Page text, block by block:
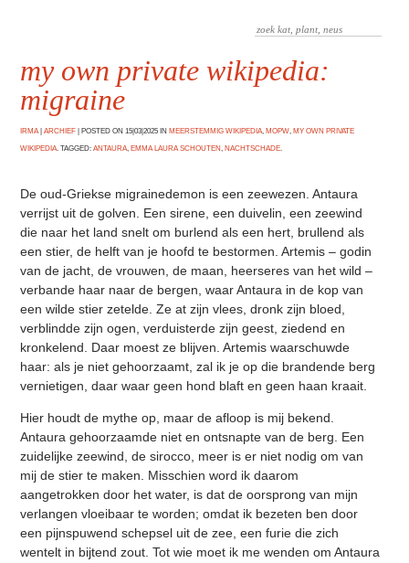
my own private wikipedia:
migraine
IRMA|ARCHIEF POSTED ON 15|03|2025 IN MEERSTEMMIG WIKIPEDIA, MOPW, MY OWN PRIVATE
WIKIPEDIA. TAGGED:ANTAURA, EMMA LAURA SCHOUTEN, NACHTSCHADE.
De oud-Griekse migrainedemon is een zeewezen. Antaura
verrijst uit de golven. Een sirene, een duivelin, een zeewind
die naar het land snelt om burlend als een hert, brullend als
een stier, de helft van je hoofd te bestormen. Artemis – godin
van de jacht, de vrouwen, de maan, heerseres van het wild –
verbande haar naar de bergen, waar Antaura in de kop van
een wilde stier zetelde. Ze at zijn vlees, dronk zijn bloed,
verblindde zijn ogen, verduisterde zijn geest, ziedend en
kronkelend. Daar moest ze blijven. Artemis waarschuwde
haar: als je niet gehoorzaamt, zal ik je op die brandende berg
vernietigen, daar waar geen hond blaft en geen haan kraait.
Hier houdt de mythe op, maar de afloop is mij bekend.
Antaura gehoorzaamde niet en ontsnapte van de berg. Een
zuidelijke zeewind, de sirocco, meer is er niet nodig om van
mij de stier te maken. Misschien word ik daarom
aangetrokken door het water, is dat de oorsprong van mijn
verlangen vloeibaar te worden; omdat ik bezeten ben door
een pijnspuwend schepsel uit de zee, een furie die zich
wentelt in bijtend zout. Tot wie moet ik me wenden om Antaura